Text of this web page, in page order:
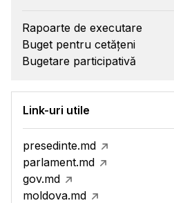
Rapoarte de executare
Buget pentru cetățeni
Bugetare participativă
Link-uri utile
presedinte.md
parlament.md
gov.md
moldova.md